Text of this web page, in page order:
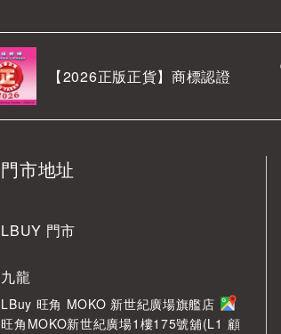
【2026正版正貨】商標認證
門市地址
LBUY 門市
九龍
LBuy 旺角 MOKO 新世紀廣場旗艦店
旺角MOKO新世紀廣場1樓175號舖(L1 顧